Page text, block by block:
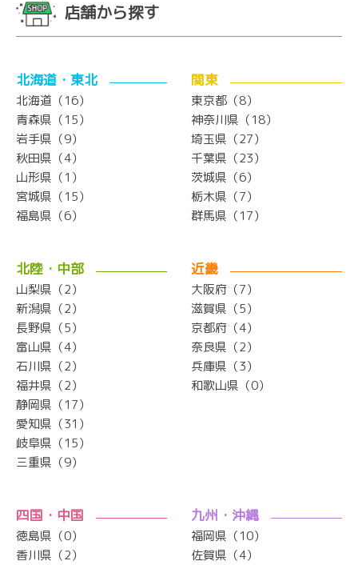
店舗から探す
北海道・東北
北海道（16）
青森県（15）
岩手県（9）
秋田県（4）
山形県（1）
宮城県（15）
福島県（6）
関東
東京都（8）
神奈川県（18）
埼玉県（27）
千葉県（23）
茨城県（6）
栃木県（7）
群馬県（17）
北陸・中部
山梨県（2）
新潟県（2）
長野県（5）
富山県（4）
石川県（2）
福井県（2）
静岡県（17）
愛知県（31）
岐阜県（15）
三重県（9）
近畿
大阪府（7）
滋賀県（5）
京都府（4）
奈良県（2）
兵庫県（3）
和歌山県（0）
四国・中国
徳島県（0）
香川県（2）
九州・沖縄
福岡県（10）
佐賀県（4）